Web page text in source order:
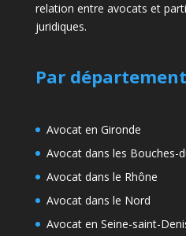
relation entre avocats et
juridiques.
Par
Avocat en Gironde
Avocat dans les Bouches-
Avocat dans le Rhône
Avocat dans le Nord
Avocat en Seine-saint-